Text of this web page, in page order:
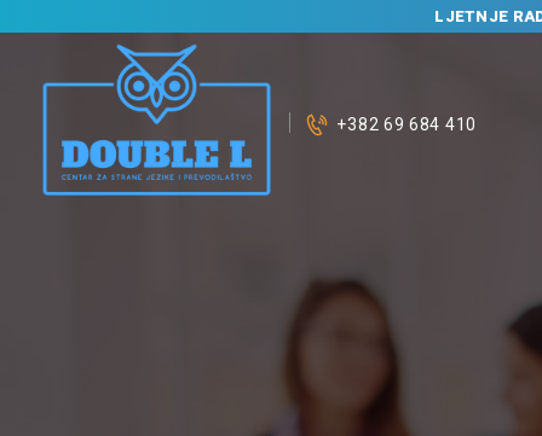
LJETNJE
+382 69 684 410